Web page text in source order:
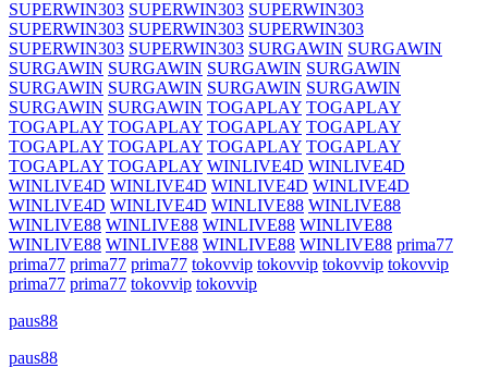
SUPERWIN303 SUPERWIN303 SUPERWIN303
SUPERWIN303 SUPERWIN303 SUPERWIN303
SUPERWIN303 SUPERWIN303 SURGAWIN SURGAWIN
SURGAWIN SURGAWIN SURGAWIN SURGAWIN
SURGAWIN SURGAWIN SURGAWIN SURGAWIN
SURGAWIN SURGAWIN TOGAPLAY TOGAPLAY
TOGAPLAY TOGAPLAY TOGAPLAY TOGAPLAY
TOGAPLAY TOGAPLAY TOGAPLAY TOGAPLAY
TOGAPLAY TOGAPLAY WINLIVE4D WINLIVE4D
WINLIVE4D WINLIVE4D WINLIVE4D WINLIVE4D
WINLIVE4D WINLIVE4D WINLIVE88 WINLIVE88
WINLIVE88 WINLIVE88 WINLIVE88 WINLIVE88
WINLIVE88 WINLIVE88 WINLIVE88 WINLIVE88 prima77
prima77 prima77 prima77 tokovvip tokovvip tokovvip tokovvip
prima77 prima77 tokovvip tokovvip
paus88
paus88